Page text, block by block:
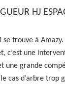
HJ
se trouve à
c’est une
une grande
cas d’arbre trop